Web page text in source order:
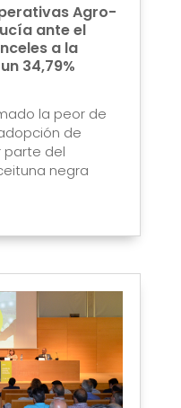
Agro-
ante el
a la
34,79%
la peor de
de
parte del
negra